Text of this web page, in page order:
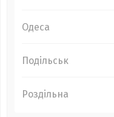
Одеса
Подільськ
Роздільна